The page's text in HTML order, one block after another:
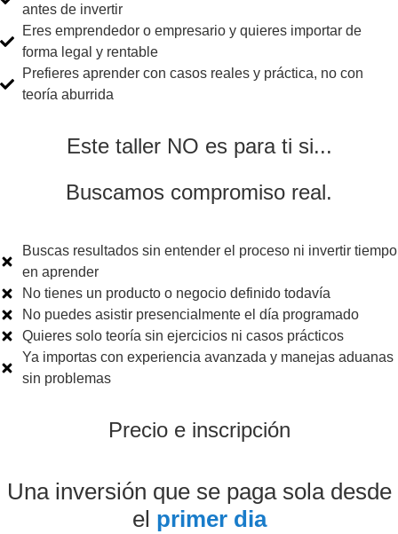
antes de invertir
Eres emprendedor o empresario y quieres importar de
forma legal y rentable
Prefieres aprender con casos reales y práctica, no con
teoría aburrida
Este taller NO es para ti si...
Buscamos compromiso real.
Buscas resultados sin entender el proceso ni invertir tiempo
en aprender
No tienes un producto o negocio definido todavía
No puedes asistir presencialmente el día programado
Quieres solo teoría sin ejercicios ni casos prácticos
Ya importas con experiencia avanzada y manejas aduanas
sin problemas
Precio e inscripción
Una inversión que se paga sola desde
el primer dia